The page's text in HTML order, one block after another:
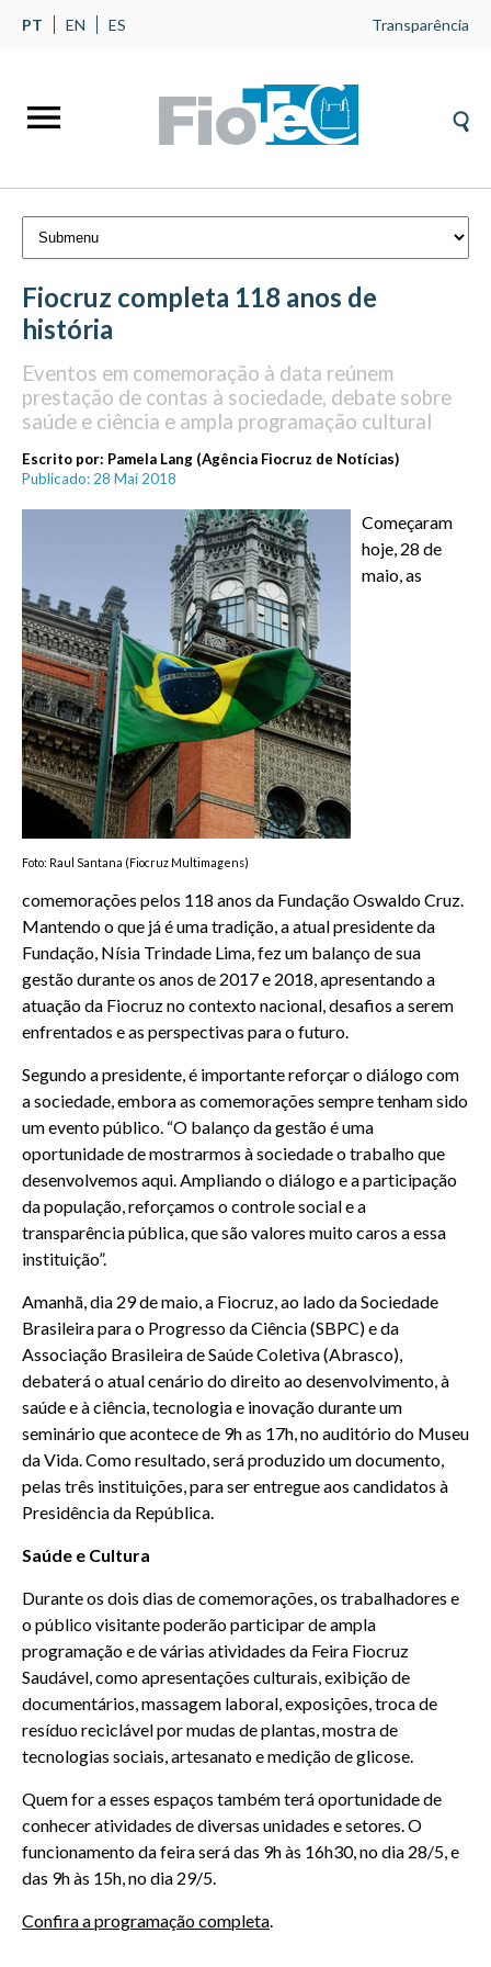
PT EN ES Transparência
Fiocruz completa 118 anos de
história
Eventos em comemoração à data reúnem
prestação de contas à sociedade, debate sobre
saúde e ciência e ampla programação cultural
Escrito por: Pamela Lang (Agência Fiocruz de Notícias)
Publicado: 28 Mai 2018
Foto: Raul Santana (Fiocruz Multimagens)
Começaram
hoje, 28 de
maio, as
comemorações pelos 118 anos da Fundação Oswaldo Cruz.
Mantendo o que já é uma tradição, a atual presidente da
Fundação, Nísia Trindade Lima, fez um balanço de sua
gestão durante os anos de 2017 e 2018, apresentando a
atuação da Fiocruz no contexto nacional, desafios a serem
enfrentados e as perspectivas para o futuro.
Segundo a presidente, é importante reforçar o diálogo com
a sociedade, embora as comemorações sempre tenham sido
um evento público. “O balanço da gestão é uma
oportunidade de mostrarmos à sociedade o trabalho que
desenvolvemos aqui. Ampliando o diálogo e a participação
da população, reforçamos o controle social e a
transparência pública, que são valores muito caros a essa
instituição”.
Amanhã, dia 29 de maio, a Fiocruz, ao lado da Sociedade
Brasileira para o Progresso da Ciência (SBPC) e da
Associação Brasileira de Saúde Coletiva (Abrasco),
debaterá o atual cenário do direito ao desenvolvimento, à
saúde e à ciência, tecnologia e inovação durante um
seminário que acontece de 9h as 17h, no auditório do Museu
da Vida. Como resultado, será produzido um documento,
pelas três instituições, para ser entregue aos candidatos à
Presidência da República.
Saúde e Cultura
Durante os dois dias de comemorações, os trabalhadores e
o público visitante poderão participar de ampla
programação e de várias atividades da Feira Fiocruz
Saudável, como apresentações culturais, exibição de
documentários, massagem laboral, exposições, troca de
resíduo reciclável por mudas de plantas, mostra de
tecnologias sociais, artesanato e medição de glicose.
Quem for a esses espaços também terá oportunidade de
conhecer atividades de diversas unidades e setores. O
funcionamento da feira será das 9h às 16h30, no dia 28/5, e
das 9h às 15h, no dia 29/5.
Confira a programação completa.